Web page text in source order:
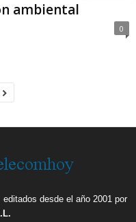
ambiental
0
desde el año 2001 por